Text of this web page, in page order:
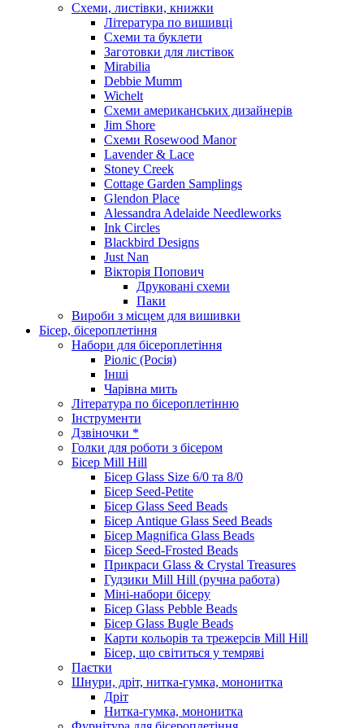
Схеми, листівки, книжки
Література по вишивці
Схеми та буклети
Заготовки для листівок
Mirabilia
Debbie Mumm
Wichelt
Схеми американських дизайнерів
Jim Shore
Cхеми Rosewood Manor
Lavender & Lace
Stoney Creek
Cottage Garden Samplings
Glendon Place
Alessandra Adelaide Needleworks
Ink Circles
Blackbird Designs
Just Nan
Вікторія Попович
Друковані схеми
Паки
Вироби з місцем для вишивки
Бісер, бісероплетіння
Набори для бісероплетіння
Ріоліс (Росія)
Інші
Чарівна мить
Література по бісероплетінню
Інструменти
Дзвіночки *
Голки для роботи з бісером
Бісер Mill Hill
Бісер Glass Size 6/0 та 8/0
Бісер Seed-Petite
Бісер Glass Seed Beads
Бісер Antique Glass Seed Beads
Бісер Magnifica Glass Beads
Бісер Seed-Frosted Beads
Прикраси Glass & Crystal Treasures
Гудзики Mill Hill (ручна работа)
Міні-набори бісеру
Бісер Glass Pebble Beads
Бісер Glass Bugle Beads
Карти кольорів та трежерсів Mill Hill
Бісер, що світиться у темряві
Паєтки
Шнури, дріт, нитка-гумка, мононитка
Дріт
Нитка-гумка, мононитка